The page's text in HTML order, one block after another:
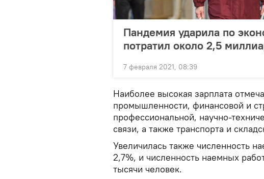
Пандемия ударила по
потратил около 2,5
7 февраля 2021, 08:39
Наиболее высокая зарплата
промышленности, финансовой и
профессиональной, научно-
связи, а также транспорта и
Увеличилась также численность
2,7%, и численность наемных
тысячи человек.